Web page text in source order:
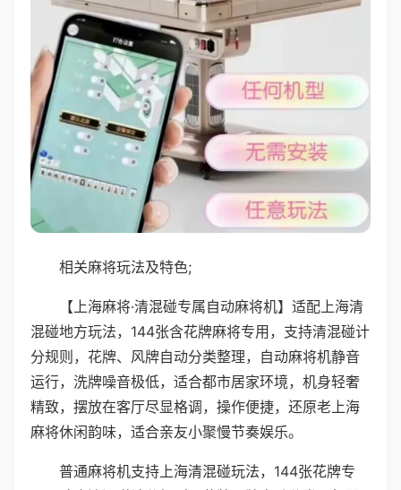
相关麻将玩法及特色;
【上海麻将·清混碰专属自动麻将机】适配上海清
混碰地方玩法，144张含花牌麻将专用，支持清混碰计
分规则，花牌、风牌自动分类整理，自动麻将机静音
运行，洗牌噪音极低，适合都市居家环境，机身轻奢
精致，摆放在客厅尽显格调，操作便捷，还原老上海
麻将休闲韵味，适合亲友小聚慢节奏娱乐。
普通麻将机支持上海清混碰玩法，144张花牌专